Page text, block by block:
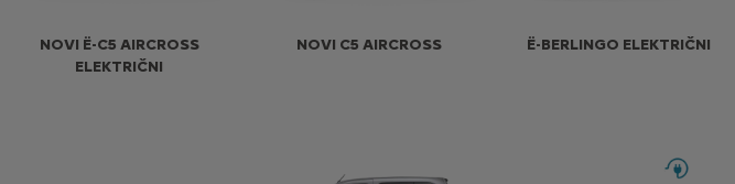
NOVI Ë-C5 AIRCROSS
ELEKTRIČNI
NOVI C5 AIRCROSS Ë-BERLINGO ELEKTRIČNI